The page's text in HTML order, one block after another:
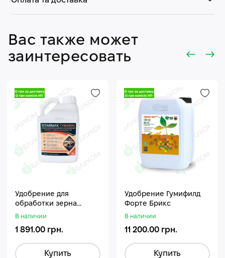
Вас также может
заинтересовать
Удобрение для
обработки зерна
Стармакс Гумифос
В наличии
1 891.00 грн.
Купить
Удобрение Гумифилд
Форте Брикс
В наличии
11 200.00 грн.
Купить